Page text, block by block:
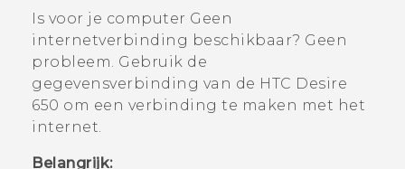
HTC-apparaten & -accessoires
VIVERSE
Aanmelden
Is voor je computer Geen
internetverbinding beschikbaar? Geen
probleem. Gebruik de
gegevensverbinding van de HTC Desire
650 om een verbinding te maken met het
internet.
Belangrijk: